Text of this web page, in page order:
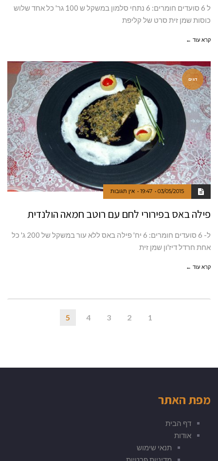
ל 6 סועדים חומרים: 6 נתחי סלמון במשקל ש 100 גר' כל אחד שלוש
כוסות שמן זית סרט של קליפת
קרא עוד ←
דגים
03/05/2015
19:47 אין תגובות
פילה באס בפירורי לחם עם רוטב חמאה הולנדית
ל- 6 סועדים חומרים: 6 יח' פילה באס ללא עור במשקל של 200 ג' כל
אחת חרדל דיז'ון שמן זית
קרא עוד ←
1
2
3
4
5
מפת האתר
דף הבית
אודות
תנאי שימוש